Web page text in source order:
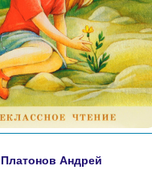
Платонов Андрей